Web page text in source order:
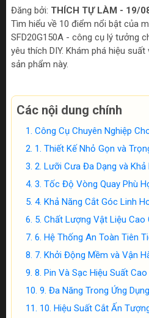
Đăng bởi: THÍCH TỰ LÀM - 19/
Tìm hiểu về 10 điểm nổi bật của
SFD20G150A - công cụ lý tưởng
yêu thích DIY. Khám phá hiệu
sản phẩm này.
Các nội dung chính
Công Cụ Chuyên Nghiệp
1. Thiết Kế Nhỏ Gọn và
2. Lưỡi Cưa Đa Dạng và Khả
3. Tốc Độ Vòng Quay Phù
4. Khả Năng Cắt Góc Linh
5. Chất Lượng Vật Liệu Cao
6. Hệ Thống An Toàn Tiên
7. Khởi Động Mềm và Vận
8. Pin Và Sạc Hiệu Suất Cao
9. Đa Năng Trong Ứng Dụng
10. Hiệu Suất Cắt Ấn